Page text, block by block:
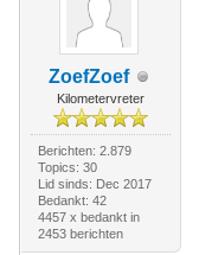
ZoefZoef
Kilometervreter
Berichten: 2.879
Topics: 30
Lid sinds: Dec 2017
Bedankt: 42
4457 x bedankt in
2453 berichten